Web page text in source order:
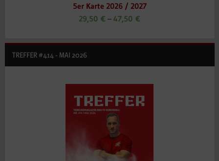
5er Karte 2026 / 2027
29,50 € – 47,50 €
TREFFER #414 - MAI 2026